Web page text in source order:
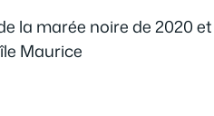
la marée noire de 2020 et
Maurice